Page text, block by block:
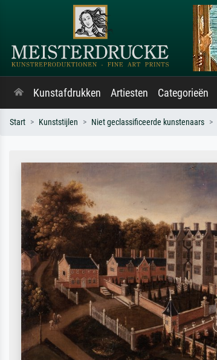
Kunstafdrukken Artiesten Categorieën
Start Kunststijlen Niet geclassificeerde kunstenaars